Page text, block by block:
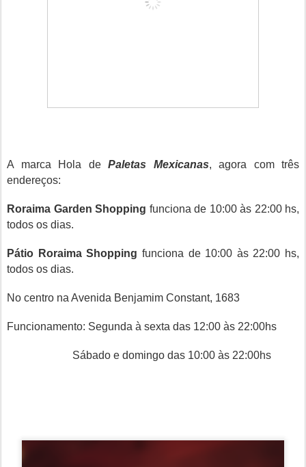
A marca Hola de Paletas Mexicanas, agora com três
endereços:
Roraima Garden Shopping funciona de 10:00 às 22:00 hs,
todos os dias.
Pátio Roraima Shopping funciona de 10:00 às 22:00 hs,
todos os dias.
No centro na Avenida Benjamim Constant, 1683
Funcionamento: Segunda à sexta das 12:00 às 22:00hs
Sábado e domingo das 10:00 às 22:00hs